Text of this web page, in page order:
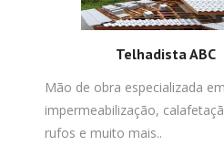
Telhadista ABC
Mão de obra especializada
impermeabilização,
rufos e muito mais..